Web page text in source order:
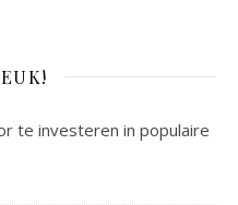
te investeren in populaire